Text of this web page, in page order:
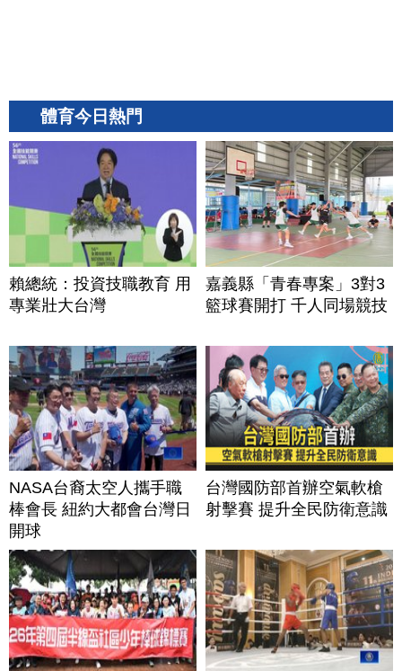
體育今日熱門
賴總統：投資技職教育 用
專業壯大台灣
嘉義縣「青春專案」3對3
籃球賽開打 千人同場競技
NASA台裔太空人攜手職
棒會長 紐約大都會台灣日
開球
台灣國防部首辦空氣軟槍
射擊賽 提升全民防衛意識